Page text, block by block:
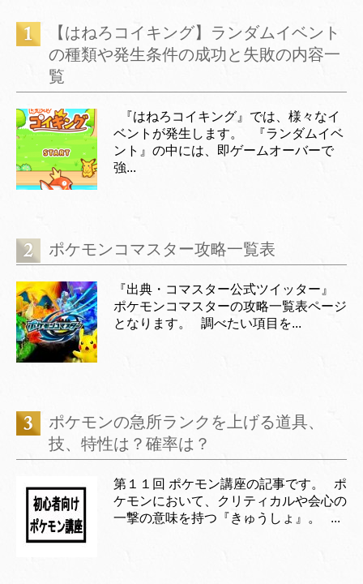
【はねろコイキング】ランダムイベント
の種類や発生条件の成功と失敗の内容一
覧
『はねろコイキング』では、様々なイ
ベントが発生します。 『ランダムイベ
ント』の中には、即ゲームオーバーで
強...
ポケモンコマスター攻略一覧表
『出典・コマスター公式ツイッター』
ポケモンコマスターの攻略一覧表ページ
となります。 調べたい項目を...
ポケモンの急所ランクを上げる道具、
技、特性は？確率は？
第１１回 ポケモン講座の記事です。 ポ
ケモンにおいて、クリティカルや会心の
一撃の意味を持つ『きゅうしょ』。 ...